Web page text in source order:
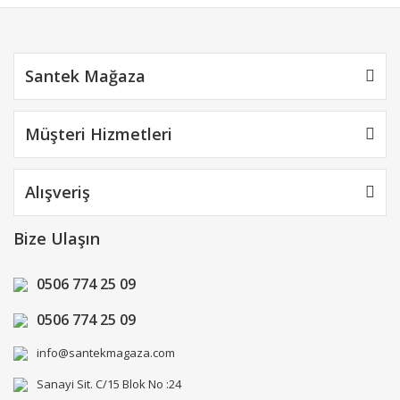
Santek Mağaza
Müşteri Hizmetleri
Alışveriş
Bize Ulaşın
0506 774 25 09
0506 774 25 09
info@santekmagaza.com
Sanayi Sit. C/15 Blok No :24